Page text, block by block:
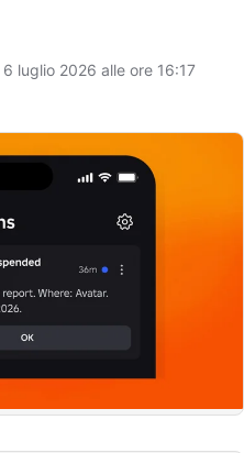
luglio 2026 alle ore 16:17